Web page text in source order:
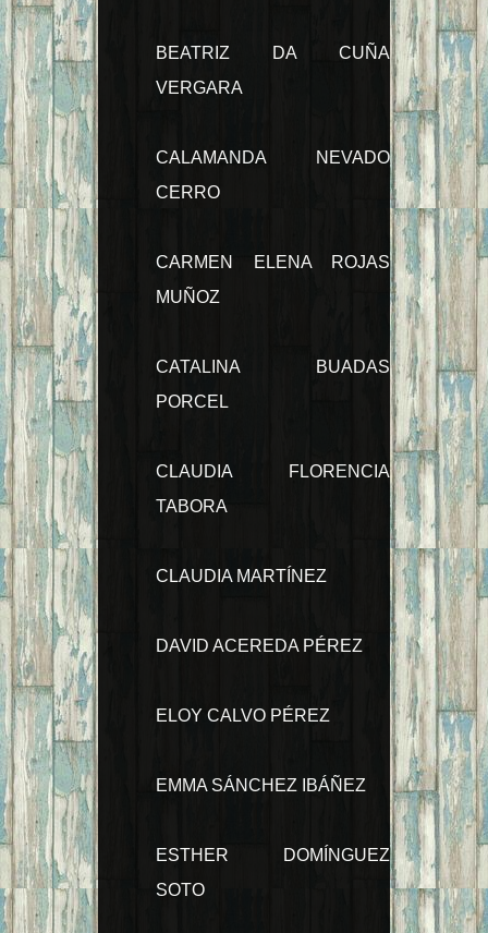
BEATRIZ DA CUÑA
VERGARA
CALAMANDA NEVADO
CERRO
CARMEN ELENA ROJAS
MUÑOZ
CATALINA BUADAS
PORCEL
CLAUDIA FLORENCIA
TABORA
CLAUDIA MARTÍNEZ
DAVID ACEREDA PÉREZ
ELOY CALVO PÉREZ
EMMA SÁNCHEZ IBÁÑEZ
ESTHER DOMÍNGUEZ
SOTO